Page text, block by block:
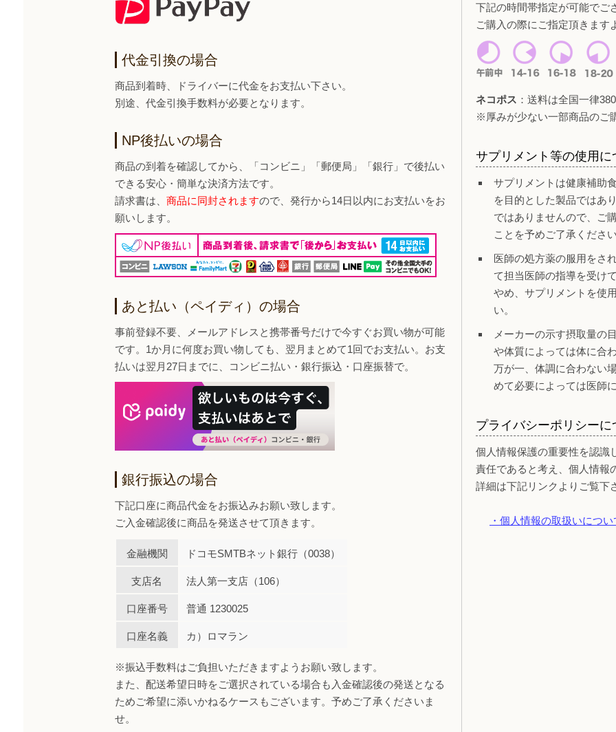
代金引換の場合
商品到着時、ドライバーに代金をお支払い下さい。
別途、代金引換手数料が必要となります。
NP後払いの場合
商品の到着を確認してから、「コンビニ」「郵便局」「銀行」で後払い
できる安心・簡単な決済方法です。
請求書は、 商品に同封されますので、発行から14日以内にお支払いをお
願いします。
あと払い（ペイディ）の場合
事前登録不要、メールアドレスと携帯番号だけで今すぐお買い物が可能
です。1か月に何度お買い物しても、翌月まとめて1回でお支払い。お支
払いは翌月27日までに、コンビニ払い・銀行振込・口座振替で。
銀行振込の場合
下記口座に商品代金をお振込みお願い致します。
ご入金確認後に商品を発送させて頂きます。
金融機関 ドコモSMTBネット銀行（0038）
支店名 法人第一支店（106）
口座番号 普通 1230025
口座名義 カ）ロマラン
※振込手数料はご負担いただきますようお願い致します。
また、配送希望日時をご選択されている場合も入金確認後の発送となる
ためご希望に添いかねるケースもございます。予めご了承くださいま
せ。
下記の時間帯指定が可能でご
ご購入の際にご指定頂きます
ネコポス ：送料は全国一律
※厚みが少ない一部商品のご
サプリメント等の使用に
サプリメントは健康補助
を目的とした製品ではあ
ではありませんので、ご
ことを予めご了承くださ
医師の処方薬の服用をさ
て担当医師の指導を受け
やめ、サプリメントを使
い。
メーカーの示す摂取量の
や体質によっては体に合
万が一、体調に合わない
めて必要によっては医師
プライバシーポリシーに
個人情報保護の重要性を認識
責任であると考え、個人情報
詳細は下記リンクよりご覧下
・個人情報の取扱いについ